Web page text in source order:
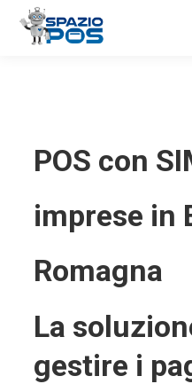
POS con
imprese in
Romagna
La
gestire i